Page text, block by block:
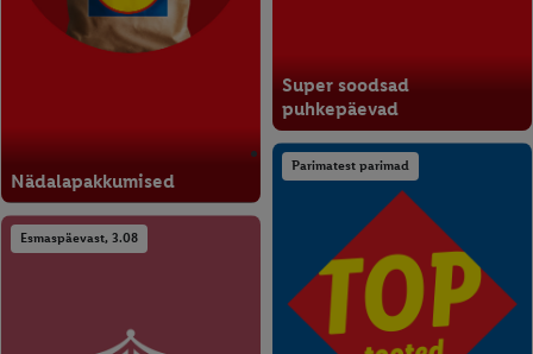
Nädalapakkumised
Super soodsad
puhkepäevad
Esmaspäevast, 3.08
Parimatest parimad